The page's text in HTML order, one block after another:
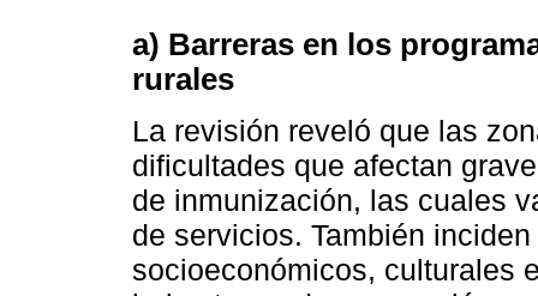
a) Barreras en los
rurales
La revisión reveló que las
dificultades que afectan
de inmunización, las cuales
de servicios. También
socioeconómicos, culturales